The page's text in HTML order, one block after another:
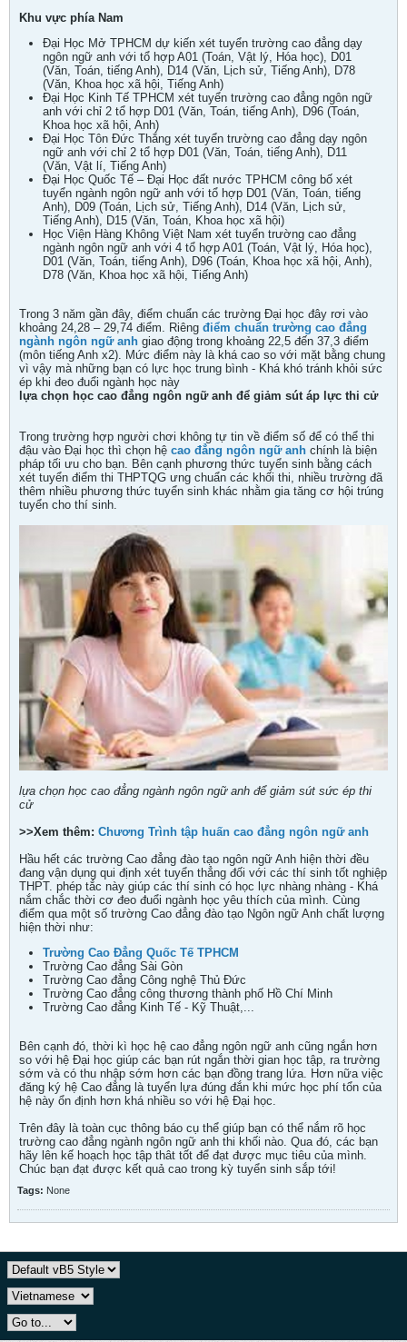
Khu vực phía Nam
Đại Học Mở TPHCM dự kiến xét tuyển trường cao đẳng dạy
ngôn ngữ anh với tổ hợp A01 (Toán, Vật lý, Hóa học), D01
(Văn, Toán, tiếng Anh), D14 (Văn, Lịch sử, Tiếng Anh), D78
(Văn, Khoa học xã hội, Tiếng Anh)
Đại Học Kinh Tế TPHCM xét tuyển trường cao đẳng ngôn ngữ
anh với chỉ 2 tổ hợp D01 (Văn, Toán, tiếng Anh), D96 (Toán,
Khoa học xã hội, Anh)
Đại Học Tôn Đức Thắng xét tuyển trường cao đẳng dạy ngôn
ngữ anh với chỉ 2 tổ hợp D01 (Văn, Toán, tiếng Anh), D11
(Văn, Vật lí, Tiếng Anh)
Đại Học Quốc Tế – Đại Học đất nước TPHCM công bố xét
tuyển ngành ngôn ngữ anh với tổ hợp D01 (Văn, Toán, tiếng
Anh), D09 (Toán, Lịch sử, Tiếng Anh), D14 (Văn, Lịch sử,
Tiếng Anh), D15 (Văn, Toán, Khoa học xã hội)
Học Viện Hàng Không Việt Nam xét tuyển trường cao đẳng
ngành ngôn ngữ anh với 4 tổ hợp A01 (Toán, Vật lý, Hóa học),
D01 (Văn, Toán, tiếng Anh), D96 (Toán, Khoa học xã hội, Anh),
D78 (Văn, Khoa học xã hội, Tiếng Anh)
Trong 3 năm gần đây, điểm chuẩn các trường Đại học đây rơi vào
khoảng 24,28 – 29,74 điểm. Riêng điểm chuẩn trường cao đẳng
ngành ngôn ngữ anh giao động trong khoảng 22,5 đến 37,3 điểm
(môn tiếng Anh x2). Mức điểm này là khá cao so với mặt bằng chung
vì vậy mà những bạn có lực học trung bình - Khá khó tránh khỏi sức
ép khi đeo đuổi ngành học này
lựa chọn học cao đẳng ngôn ngữ anh để giảm sút áp lực thi cử
Trong trường hợp người chơi không tự tin về điểm số để có thể thi
đậu vào Đại học thì chọn hệ cao đẳng ngôn ngữ anh chính là biện
pháp tối ưu cho bạn. Bên cạnh phương thức tuyển sinh bằng cách
xét tuyển điểm thi THPTQG ưng chuẩn các khối thi, nhiều trường đã
thêm nhiều phương thức tuyển sinh khác nhằm gia tăng cơ hội trúng
tuyển cho thí sinh.
lựa chọn học cao đẳng ngành ngôn ngữ anh để giảm sút sức ép thi
cử
>>Xem thêm: Chương Trình tập huấn cao đẳng ngôn ngữ anh
Hầu hết các trường Cao đẳng đào tạo ngôn ngữ Anh hiện thời đều
đang vận dụng qui định xét tuyển thẳng đối với các thí sinh tốt nghiệp
THPT. phép tắc này giúp các thí sinh có học lực nhàng nhàng - Khá
nắm chắc thời cơ đeo đuổi ngành học yêu thích của mình. Cùng
điểm qua một số trường Cao đẳng đào tạo Ngôn ngữ Anh chất lượng
hiện thời như:
Trường Cao Đẳng Quốc Tế TPHCM
Trường Cao đẳng Sài Gòn
Trường Cao đẳng Công nghệ Thủ Đức
Trường Cao đẳng công thương thành phố Hồ Chí Minh
Trường Cao đẳng Kinh Tế - Kỹ Thuật,...
Bên cạnh đó, thời kì học hệ cao đẳng ngôn ngữ anh cũng ngắn hơn
so với hệ Đại học giúp các bạn rút ngắn thời gian học tập, ra trường
sớm và có thu nhập sớm hơn các bạn đồng trang lứa. Hơn nữa việc
đăng ký hệ Cao đẳng là tuyển lựa đúng đắn khi mức học phí tổn của
hệ này ổn định hơn khá nhiều so với hệ Đại học.
Trên đây là toàn cục thông báo cụ thể giúp bạn có thể nắm rõ học
trường cao đẳng ngành ngôn ngữ anh thi khối nào. Qua đó, các bạn
hãy lên kế hoạch học tập thât tốt để đạt được mục tiêu của mình.
Chúc bạn đạt được kết quả cao trong kỳ tuyển sinh sắp tới!
Tags: None